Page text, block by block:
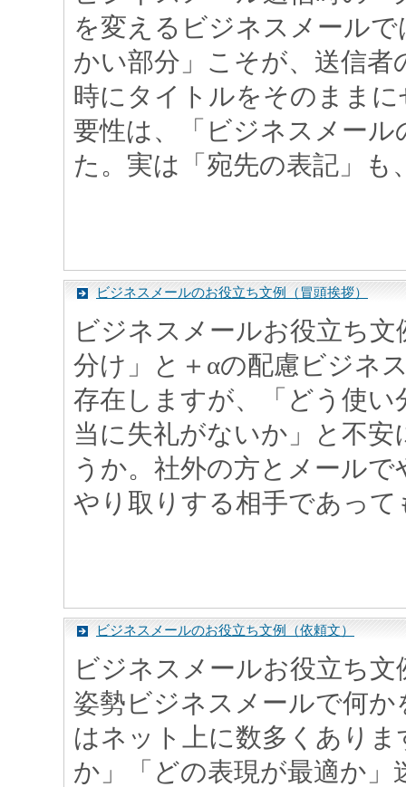
を変えるビジネスメール
かい部分」こそが、送信
時にタイトルをそのまま
要性は、「ビジネスメー
た。実は「宛先の表記」も
ビジネスメールのお役立ち文例（冒頭挨拶）
ビジネスメールお役立ち
分け」と＋αの配慮ビジネ
存在しますが、「どう使
当に失礼がないか」と不
うか。社外の方とメール
やり取りする相手であって
ビジネスメールのお役立ち文例（依頼文）
ビジネスメールお役立ち
姿勢ビジネスメールで何
はネット上に数多くあり
か」「どの表現が最適か